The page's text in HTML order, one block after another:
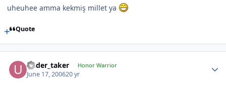
uheuhee amma kekmiş millet ya
Quote
under_taker Honor Warrior
June 17, 200620 yr